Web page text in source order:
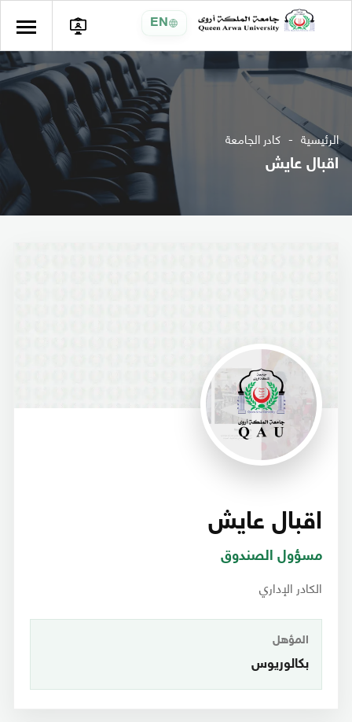
EN
الرئيسية كادر الجامعة
اقبال عايش
اقبال عايش
مسؤول الصندوق
الكادر الإداري
المؤهل
بكالوريوس